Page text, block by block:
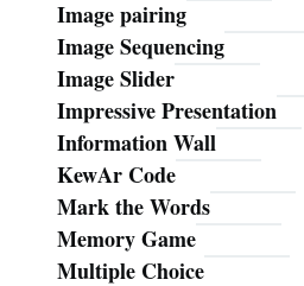
Image pairing
Image Sequencing
Image Slider
Impressive Presentation
Information Wall
KewAr Code
Mark the Words
Memory Game
Multiple Choice